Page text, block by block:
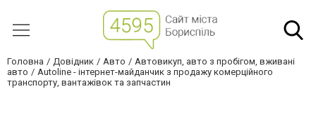
Головна Довідник Авто
Автовикуп, авто з пробігом, вживані
авто
Autoline - інтернет-майданчик з продажу комерційного
транспорту, вантажівок та запчастин